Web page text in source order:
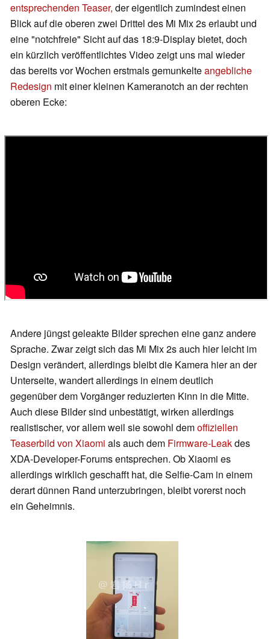
entsprechenden Teaser, der eigentlich zumindest einen
Blick auf die oberen zwei Drittel des Mi Mix 2s erlaubt und
eine "notchfreie" Sicht auf das 18:9-Display bietet, doch
ein kürzlich veröffentlichtes Video zeigt uns mal wieder
das bereits vor Wochen erstmals gemunkelteangebliche
Redesign mit einer kleinen Kameranotch an der rechten
oberen Ecke:
Andere jüngst geleakte Bilder sprechen eine ganz andere
Sprache. Zwar zeigt sich das Mi Mix 2s auch hier leicht im
Design verändert, allerdings bleibt die Kamera hier an der
Unterseite, wandert allerdings in einem deutlich
gegenüber dem Vorgänger reduzierten Kinn in die Mitte.
Auch diese Bilder sind unbestätigt, wirken allerdings
realistischer, vor allem weil sie sowohl demoffiziellen
Teaserbild von Xiaomi als auch dem Firmware-Leakdes
XDA-Developer-Forums entsprechen. Ob Xiaomi es
allerdings wirklich geschafft hat, die Selfie-Cam in einem
derart dünnen Rand unterzubringen, bleibt vorerst noch
ein Geheimnis.